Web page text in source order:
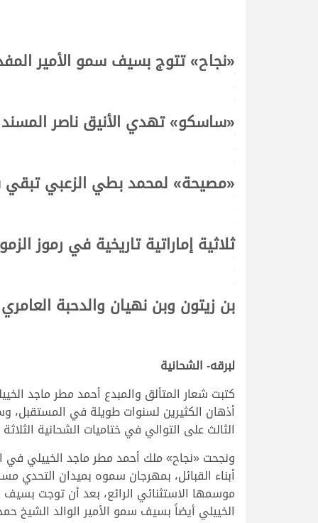
«نجاح» تتوج بسيف سمو الأمير .
.
.
«ساسكو» تهدي الأنيق ناصر.
.
.
«مصيحة» لمحمد بطي الزعبي تبقي.
.
.
ثلاثية إماراتية تاريخية في رموز.
.
.
بن زيتون وبن نهيان والدحبة العامري
لبرقه- الشحانية
كتبت شعار المتألق والمبدع أحمد مطر ماجد
أذهان الكثيرين لسنوات طويلة في المستقبل،
الثالث على التوالي في ختاميات الشحانية
ونجحت «نجاح» ملك أحمد مطر ماجد الخييلي
موسمها الاستثنائي الرائع، بعد أن توجت
الخييلي أيضاً بسيف سمو الأمير الوالد الشيخ